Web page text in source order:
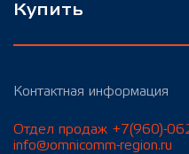
Купить
Контактная информация
Отдел продаж +7(960)-
info@omnicomm-region.ru